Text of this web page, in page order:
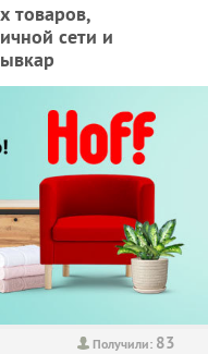
товаров,
сети и
Получили: 83